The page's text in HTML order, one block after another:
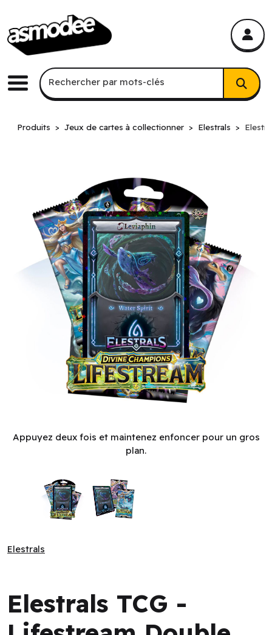
Menu
Recherche par mots-clés
Rechercher par mots-clés
Produits Jeux de cartes à collectionner Elestrals
Appuyez deux fois et maintenez enfoncer pour un gros
plan.
Elestrals
Elestrals TCG -